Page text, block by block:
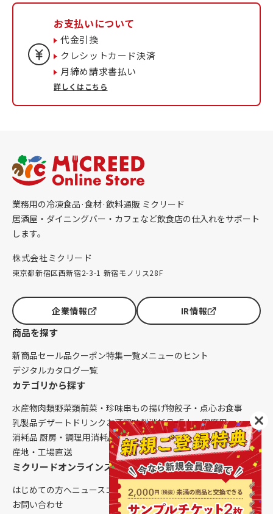
お支払いについて
代金引換
クレシットカード決済
月締め請求書払い
詳しくはこちら
業務用の冷凍食品·食材·飲料通販 ミクリード
居酒屋・ダイニングバー・カフェなど飲食店の仕入れをサポート
します。
株式会社ミクリード
東京都新宿区西新宿2-3-1 新宿モノリス28F
企業情報 IR情報
商品を探す
新商品セール品クーポン特集一覧メニューのヒント
デジタルカタログ一覧
カテゴリから探す
水産物肉類野菜類前菜・珍味串もの揚げ物餃子・点心お食事
乳製品デザート ドリンク お酒調味料消耗品 卓上・客席用
消耗品 厨房・調理用消耗品 クレンリネス生鮮品（配送便限定）
産地・工場直送
ミクリードオンラインストアについて
はじめての方へニュースコラムご利用ガイド会社概要
お問い合わせ